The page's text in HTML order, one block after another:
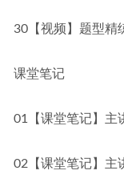
30【视频】题型精
课堂笔记
01【课堂笔记】主
02【课堂笔记】主